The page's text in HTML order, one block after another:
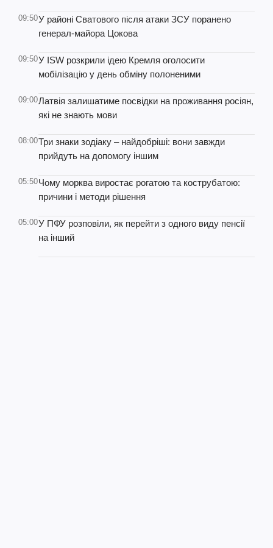
09:50У районі Сватового після атаки ЗСУ поранено
генерал-майора Цокова
09:50У ISW розкрили ідею Кремля оголосити
мобілізацію у день обміну полоненими
09:00Латвія залишатиме посвідки на проживання росіян,
які не знають мови
08:00Три знаки зодіаку – найдобріші: вони завжди
прийдуть на допомогу іншим
05:50Чому морква виростає рогатою та кострубатою:
причини і методи рішення
05:00У ПФУ розповіли, як перейти з одного виду пенсії
на інший